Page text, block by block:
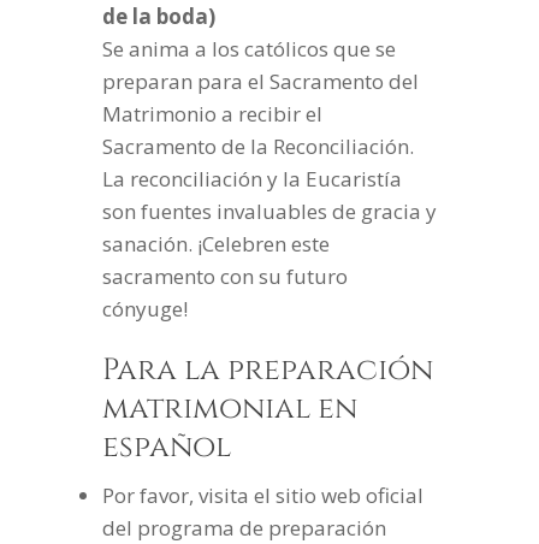
de la boda)
Se anima a los católicos que se
preparan para el Sacramento del
Matrimonio a recibir el
Sacramento de la Reconciliación.
La reconciliación y la Eucaristía
son fuentes invaluables de gracia y
sanación. ¡Celebren este
sacramento con su futuro
cónyuge!
Para la preparación
matrimonial en
español
Por favor, visita el sitio web oficial
del programa de preparación